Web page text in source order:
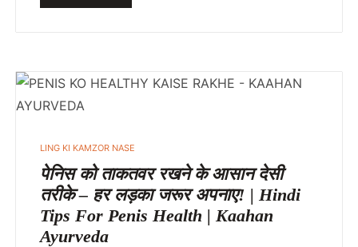
POSTED
IN
LING KI KAMZOR NASE
पेनिस को ताकतवर रखने के आसान देसी
तरीके – हर लड़का जरूर अपनाए! | Hindi
Tips For Penis Health | Kaahan
Ayurveda